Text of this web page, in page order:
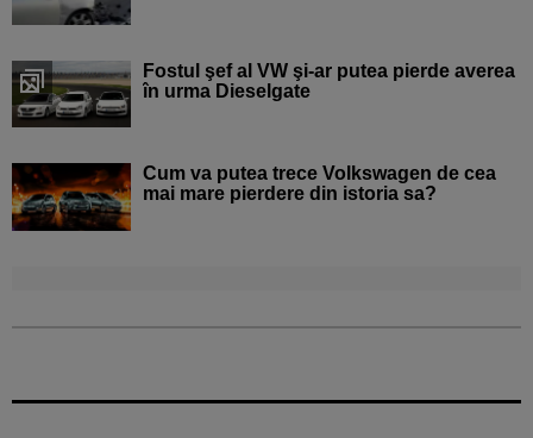
Fostul şef al VW şi-ar putea pierde averea
în urma Dieselgate
Cum va putea trece Volkswagen de cea
mai mare pierdere din istoria sa?